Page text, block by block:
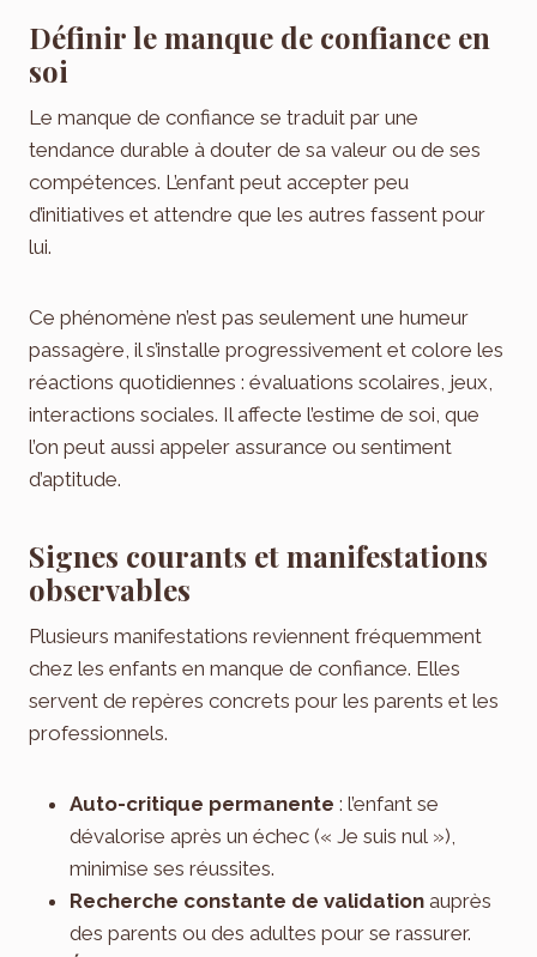
Définir le manque de confiance en
soi
Le manque de confiance se traduit par une
tendance durable à douter de sa valeur ou de ses
compétences. L’enfant peut accepter peu
d’initiatives et attendre que les autres fassent pour
lui.
Ce phénomène n’est pas seulement une humeur
passagère, il s’installe progressivement et colore les
réactions quotidiennes : évaluations scolaires, jeux,
interactions sociales. Il affecte l’estime de soi, que
l’on peut aussi appeler assurance ou sentiment
d’aptitude.
Signes courants et manifestations
observables
Plusieurs manifestations reviennent fréquemment
chez les enfants en manque de confiance. Elles
servent de repères concrets pour les parents et les
professionnels.
Auto-critique permanente : l’enfant se
dévalorise après un échec (« Je suis nul »),
minimise ses réussites.
Recherche constante de validation auprès
des parents ou des adultes pour se rassurer.